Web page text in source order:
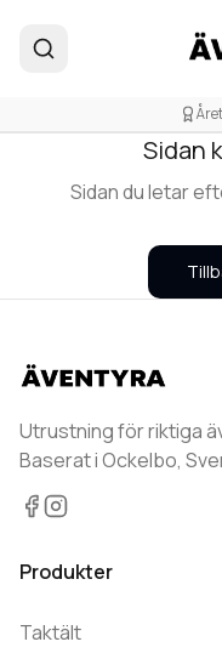
Sidan
Sidan du letar
Utrustning för riktiga
Baserat i Ockelbo,
Produkter
Taktält